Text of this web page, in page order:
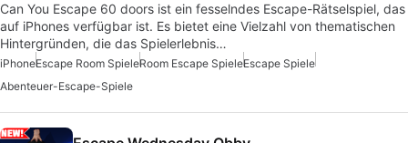
Can You Escape 60 doors ist ein fesselndes Escape-Rätselspiel, das
auf iPhones verfügbar ist. Es bietet eine Vielzahl von thematischen
Hintergründen, die das Spielerlebnis…
iPhoneEscape Room SpieleRoom Escape SpieleEscape Spiele
Abenteuer-Escape-Spiele